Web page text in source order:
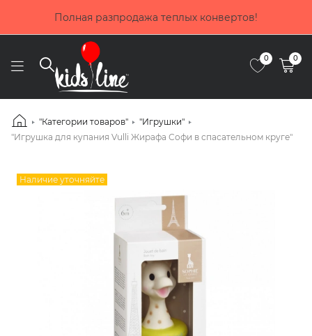
частями от Приватбанка
0 0
"Категории товаров"
"Игрушки"
"Игрушка для купания Vulli Жирафа Софи в спасательном круге"
Наличие уточняйте